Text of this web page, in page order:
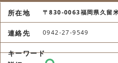
〒830-0063福岡県久留
0942-27-9549